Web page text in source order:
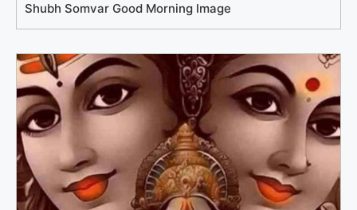
Shubh Somvar Good Morning Image